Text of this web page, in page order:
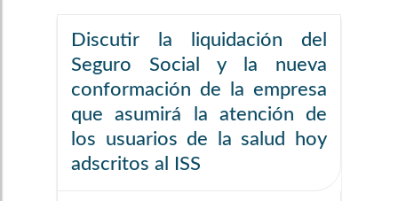
Discutir la liquidación del
Seguro Social y la nueva
conformación de la empresa
que asumirá la atención de
los usuarios de la salud hoy
adscritos al ISS